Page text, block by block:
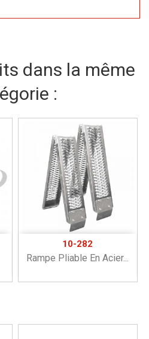
dans la même
:
10-282
Rampe Pliable En Acier...